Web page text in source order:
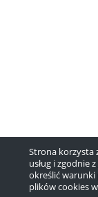
Strona korzysta
usług i zgodnie z
określić
plików cookies